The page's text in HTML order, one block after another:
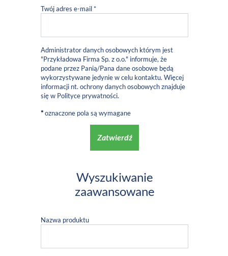
Twój adres e-mail *
Administrator danych osobowych którym jest
"Przykładowa Firma Sp. z o.o." informuje, że
podane przez Panią/Pana dane osobowe będą
wykorzystywane jedynie w celu kontaktu. Więcej
informacji nt. ochrony danych osobowych znajduje
się w Polityce prywatności.
*oznaczone pola są wymagane
Zatwierdź
Wyszukiwanie
zaawansowane
Nazwa produktu